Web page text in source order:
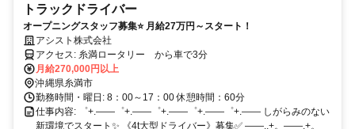
トラックドライバー
オープニングスタッフ募集⭐ 月給27万円～スタート！
アシスト株式会社
アクセス: 糸満ロータリー から車で3分
月給270,000円以上
沖縄県糸満市
勤務時間・曜日: 8：00～17：00 休憩時間：60分
仕事内容: ゜+.――゜+.――゜+.――゜+.――゜+.―― しがらみのない
新環境でスタート✨ 《4t大型ドライバー》募集✅ ――..+。――.+。